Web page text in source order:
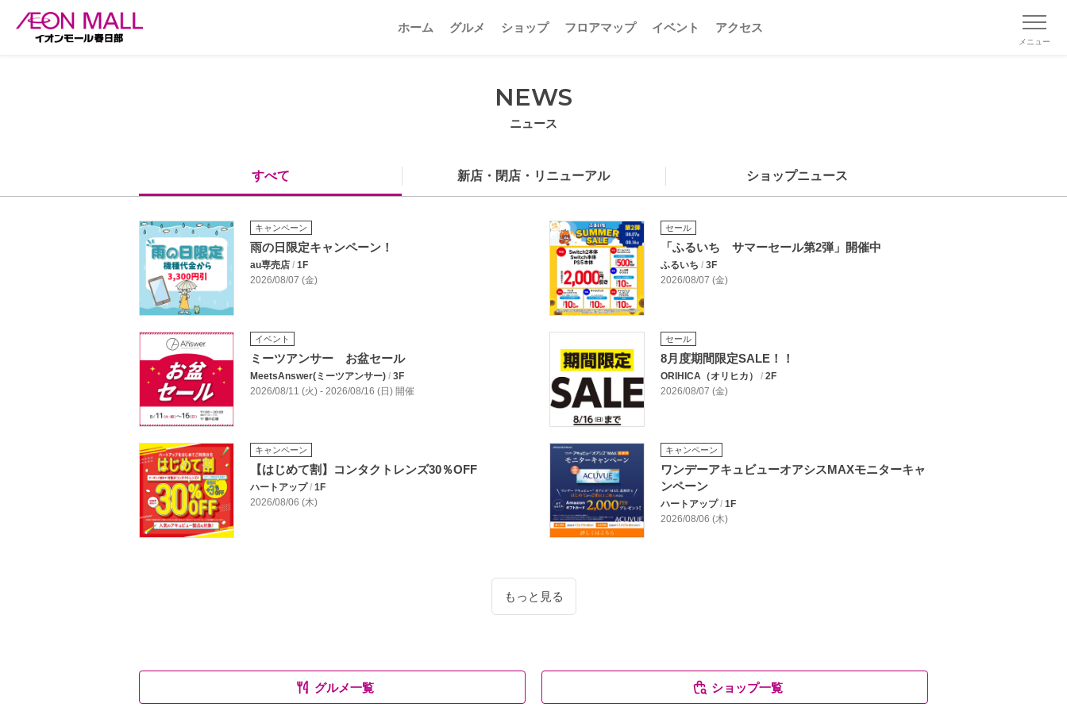
ホーム グルメ ショップ フロアマップ イベント アクセス
メニュー
NEWS
ニュース
すべて 新店・閉店・リニューアル ショップニュース
キャンペーン
雨の日限定キャンペーン！
au専売店 / 1F
2026/08/07 (金)
セール
「ふるいち サマーセール第2弾」開催中
ふるいち / 3F
2026/08/07 (金)
イベント
ミーツアンサー お盆セール
MeetsAnswer(ミーツアンサー) / 3F
2026/08/11 (火) - 2026/08/16 (日) 開催
セール
8月度期間限定SALE！！
ORIHICA（オリヒカ） / 2F
2026/08/07 (金)
キャンペーン
【はじめて割】コンタクトレンズ30％OFF
ハートアップ / 1F
2026/08/06 (木)
キャンペーン
ワンデーアキュビューオアシスMAXモニターキャ
ンペーン
ハートアップ / 1F
2026/08/06 (木)
もっと見る
グルメ一覧 ショップ一覧